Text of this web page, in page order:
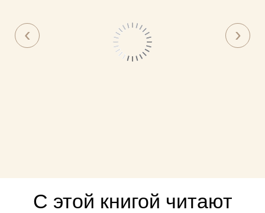
С этой книгой читают